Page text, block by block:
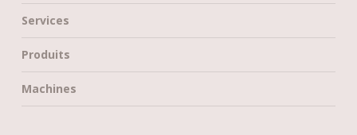
Services
Produits
Machines